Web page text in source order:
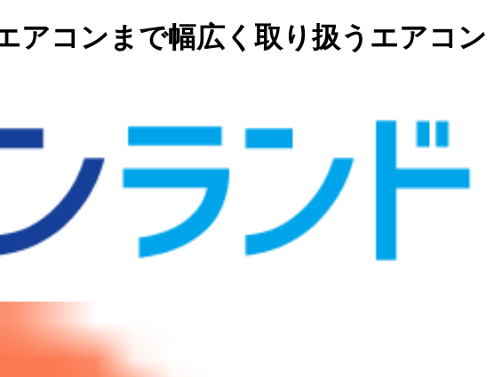
アコンまで幅広く取り扱うエアコン